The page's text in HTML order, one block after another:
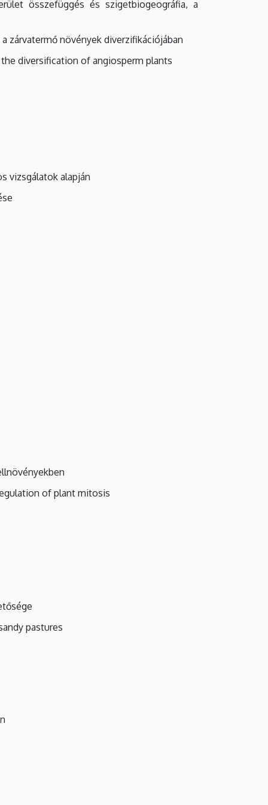
összefüggés és szigetbiogeográfia, a
zárvatermő növények diverzifikációjában
diversification of angiosperm plants
vizsgálatok alapján
of plant mitosis
pastures